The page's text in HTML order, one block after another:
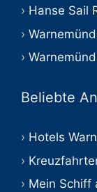
Hanse Sail
Beliebte
Hotels
Mein Schiff